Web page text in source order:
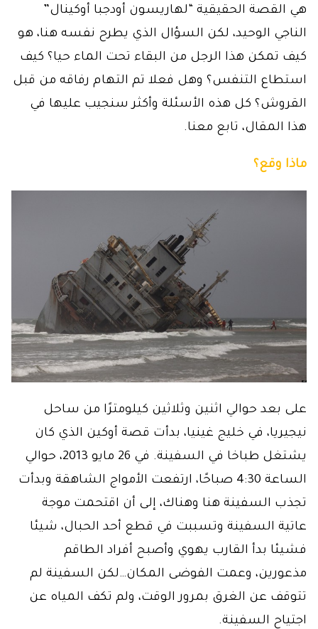
هي القصة الحقيقية “لهاريسون أودجبا أوكينال”
الناجي الوحيد، لكن السؤال الذي يطرح نفسه هنا، هو
كيف تمكن هذا الرجل من البقاء تحت الماء حيا؟ كيف
استطاع التنفس؟ وهل فعلا تم التهام رفاقه من قبل
القروش؟ كل هذه الأسئلة وأكثر سنجيب عليها في
هذا المقال، تابع معنا.
ماذا وقع؟
على بعد حوالي اثنين وثلاثين كيلومترًا من ساحل
نيجيريا، في خليج غينيا، بدأت قصة أوكين الذي كان
يشتغل طباخا في السفينة. في 26 مايو 2013، حوالي
الساعة 4:30 صباحًا، ارتفعت الأمواج الشاهقة وبدأت
تجذب السفينة هنا وهناك، إلى أن اقتحمت موجة
عاتية السفينة وتسببت في قطع أحد الحبال، شيئا
فشيئا بدأ القارب يهوي وأصبح أفراد الطاقم
مذعورين، وعمت الفوضى المكان…لكن السفينة لم
تتوقف عن الغرق بمرور الوقت، ولم تكف المياه عن
اجتياح السفينة.